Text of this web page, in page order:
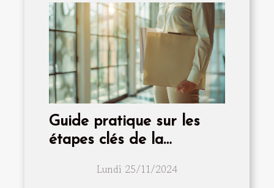
Guide pratique sur les
étapes clés de la
Lundi 25/11/2024